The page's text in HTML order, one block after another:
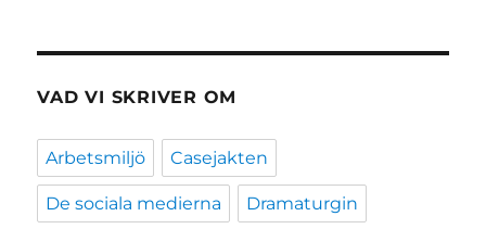
VAD VI SKRIVER OM
Arbetsmiljö Casejakten
De sociala medierna Dramaturgin